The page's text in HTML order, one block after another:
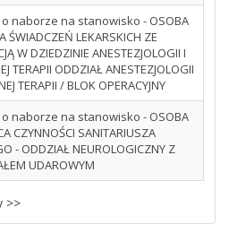
o naborze na stanowisko - OSOBA
ŚWIADCZEŃ LEKARSKICH ZE
W DZIEDZINIE ANESTEZJOLOGII I
TERAPII ODDZIAŁ ANESTEZJOLOGII
TERAPII / BLOK OPERACYJNY
o naborze na stanowisko - OSOBA
CZYNNOŚCI SANITARIUSZA
- ODDZIAŁ NEUROLOGICZNY Z
UDAROWYM
>>